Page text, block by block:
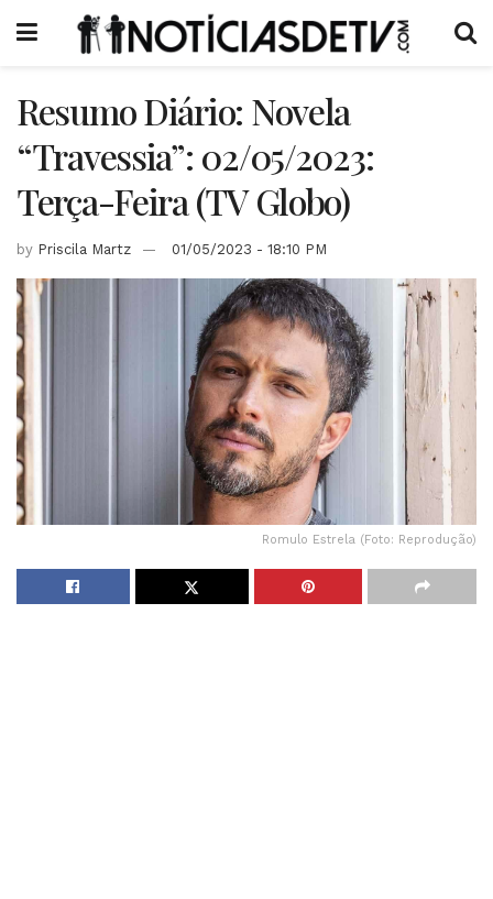
Resumo Diário: Novela
“Travessia”: 02/05/2023:
Terça-Feira (TV Globo)
by Priscila Martz 01/05/2023 - 18:10 PM
Romulo Estrela (Foto: Reprodução)